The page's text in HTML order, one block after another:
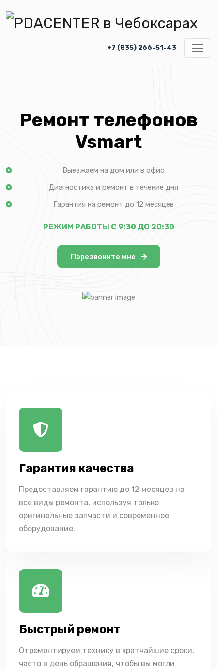
+7 (835) 266-51-43
Ремонт телефонов
Vsmart
Выезжаем на дом или в офис
Диагностика и ремонт в течение дня
Гарантия на ремонт до 12 месяцев
РЕЖИМ РАБОТЫ С 9:30 ДО 20:30
Перезвоните мне
Гарантия качества
Предоставляем гарантию до 12 месяцев на
все виды ремонта, используя только
оригинальные запчасти и современное
оборудование.
Быстрый ремонт
Отремонтируем технику в кратчайшие сроки,
часто в день обращения, чтобы вы могли